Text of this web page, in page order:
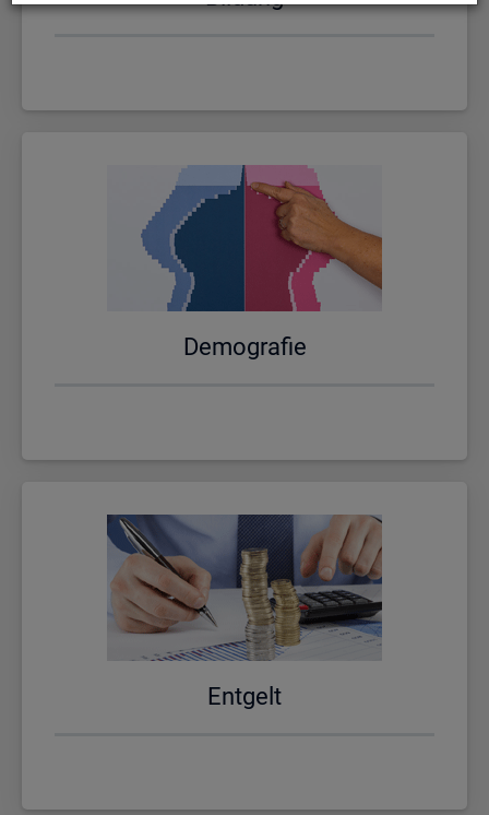
De­mo­gra­fie
Ent­gelt